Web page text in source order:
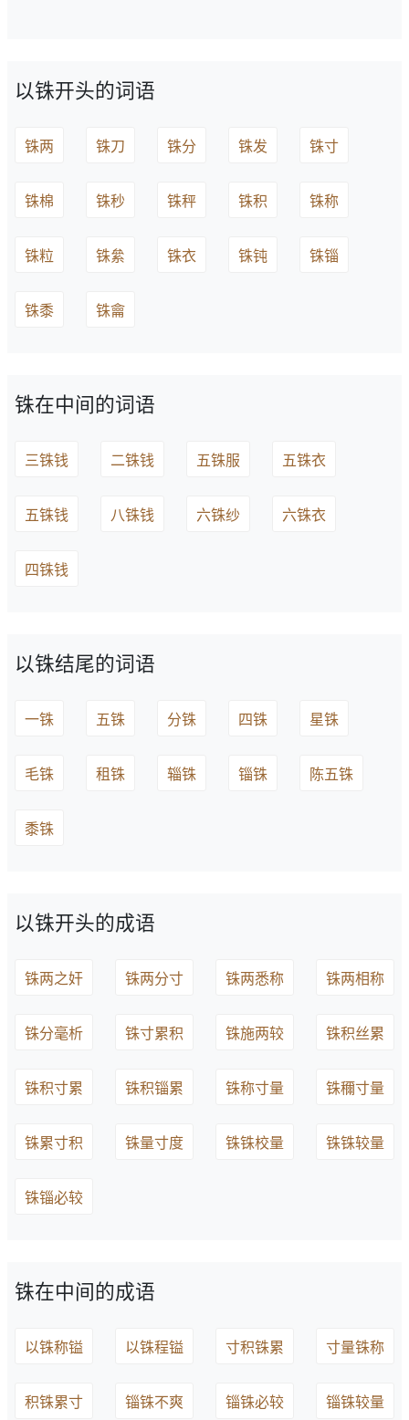
以铢开头的词语
铢两 铢刀 铢分 铢发 铢寸
铢棉 铢秒 铢秤 铢积 铢称
铢粒 铢絫 铢衣 铢钝 铢锱
铢黍 铢龠
铢在中间的词语
三铢钱 二铢钱 五铢服 五铢衣
五铢钱 八铢钱 六铢纱 六铢衣
四铢钱
以铢结尾的词语
一铢 五铢 分铢 四铢 星铢
毛铢 租铢 辎铢 锱铢 陈五铢
黍铢
以铢开头的成语
铢两之奸 铢两分寸 铢两悉称 铢两相称
铢分毫析 铢寸累积 铢施两较 铢积丝累
铢积寸累 铢积锱累 铢称寸量 铢穪寸量
铢累寸积 铢量寸度 铢铢校量 铢铢较量
铢锱必较
铢在中间的成语
以铢称镒 以铢程镒 寸积铢累 寸量铢称
积铢累寸 锱铢不爽 锱铢必较 锱铢较量